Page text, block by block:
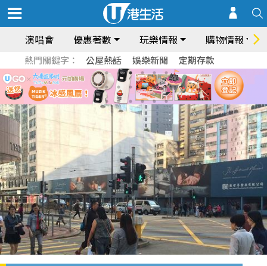
演唱會 優惠著數 玩樂情報 購物情報
熱門關鍵字： 公屋熱話 娛樂新聞 定期存款